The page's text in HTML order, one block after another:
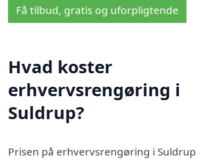
Få tilbud, gratis og uforpligtende
Hvad koster
erhvervsrengøring i
Suldrup?
Prisen på erhvervsrengøring i Suldrup